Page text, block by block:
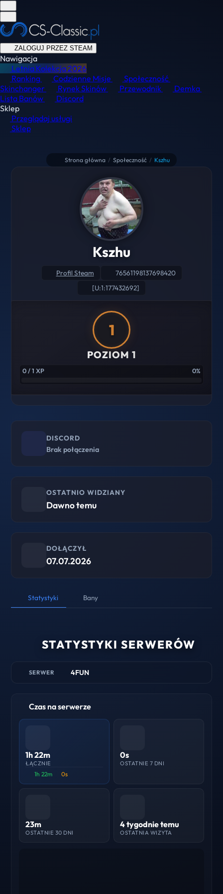
ZALOGUJ PRZEZ STEAM
Nawigacja
Letnia Kolekcja2026
Ranking
Codzienne Misje
Społeczność
Skinchanger
Rynek Skinów Przewodnik
Demka
Lista Banów
Discord
Sklep
Przeglądaj usługi
Sklep
Strona główna / Społeczność / Kszhu
Kszhu
Profil Steam
76561198137698420
[U:1:177432692]
1
POZIOM 1
0 / 1 XP 0%
DISCORD
Brak połączenia
OSTATNIO WIDZIANY
Dawno temu
DOŁĄCZYŁ
07.07.2026
Statystyki Bany
STATYSTYKI SERWERÓW
SERWER 4FUN
Czas na serwerze
1h 22m
ŁĄCZNIE
1h 22m 0s
0s
OSTATNIE 7 DNI
23m
OSTATNIE 30 DNI
4 tygodnie temu
OSTATNIA WIZYTA